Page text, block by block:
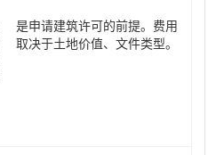
是申请建筑许可的前提。费用
取决于土地价值、文件类型。